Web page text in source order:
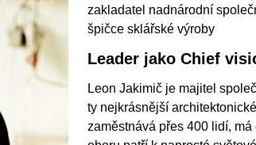
zakladatel nadnárodní
špičce sklářské výroby
Leader jako Chief
Leon Jakimič je majitel
ty nejkrásnější
zaměstnává přes 400 lidí,